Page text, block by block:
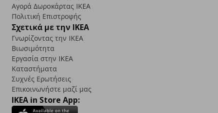
Αγορά Δωρoκάρτας IKEA
Πολιτική Επιστροφής
Σχετικά με την IKEA
Γνωρίζοντας την IKEA
Βιωσιμότητα
Εργασία στην IKEA
Καταστήματα
Συχνές Ερωτήσεις
Επικοινωνήστε μαζί μας
IKEA in Store App: